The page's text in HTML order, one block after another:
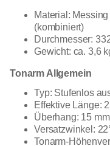
Material:
(kombiniert)
Durchmesser:
Gewicht: ca. 3,6
Tonarm Allgemein
Typ: Stufenlos
Effektive Länge:
Überhang: 15 mm
Versatzwinkel:
Tonarm-